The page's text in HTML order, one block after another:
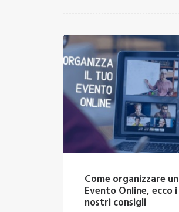
Come organizzare un
Evento Online, ecco i
nostri consigli